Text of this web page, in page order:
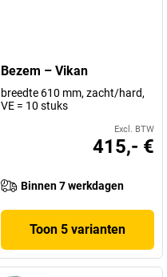
Bezem – Vikan
breedte 610 mm, zacht/hard,
VE = 10 stuks
Excl. BTW
415,- €
Binnen 7 werkdagen
Toon 5 varianten